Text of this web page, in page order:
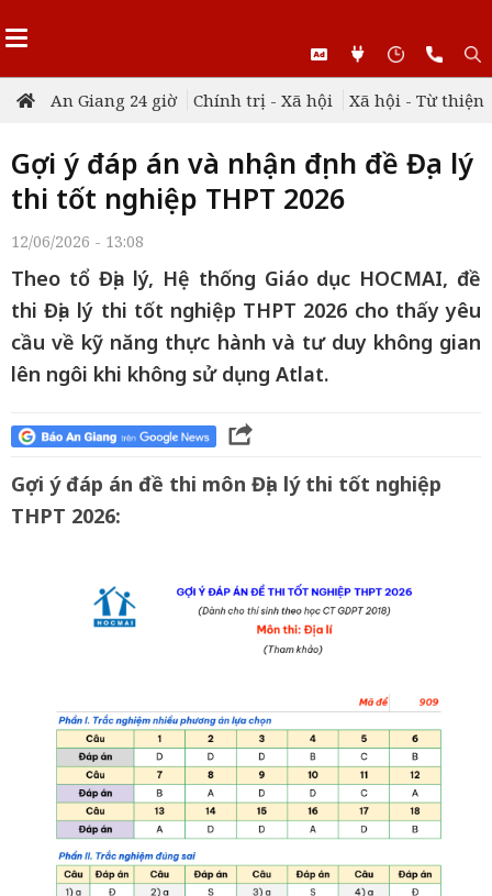
An Giang 24 giờ Chính trị - Xã hội Xã hội - Từ thiện
Gợi ý đáp án và nhận định đề Địa lý
thi tốt nghiệp THPT 2026
12/06/2026 - 13:08
Theo tổ Địa lý, Hệ thống Giáo dục HOCMAI, đề
thi Địa lý thi tốt nghiệp THPT 2026 cho thấy yêu
cầu về kỹ năng thực hành và tư duy không gian
lên ngôi khi không sử dụng Atlat.
Gợi ý đáp án đề thi môn Địa lý thi tốt nghiệp
THPT 2026: